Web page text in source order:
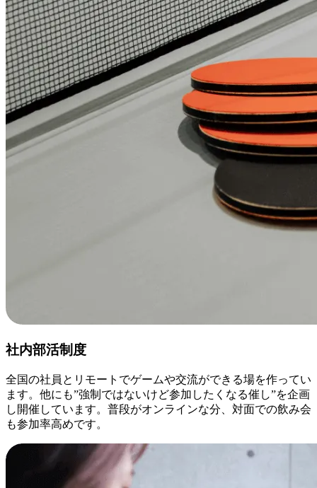
社内部活制度
全国の社員とリモートでゲームや交流ができる場を作ってい
ます。他にも”強制ではないけど参加したくなる催し”を企画
し開催しています。普段がオンラインな分、対面での飲み会
も参加率高めです。